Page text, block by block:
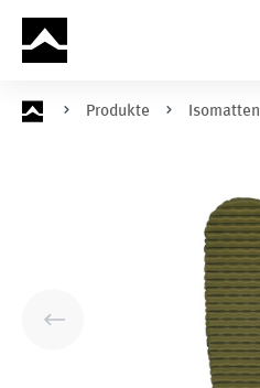
springen
Produkte Isomatten
Bildergalerie überspringen